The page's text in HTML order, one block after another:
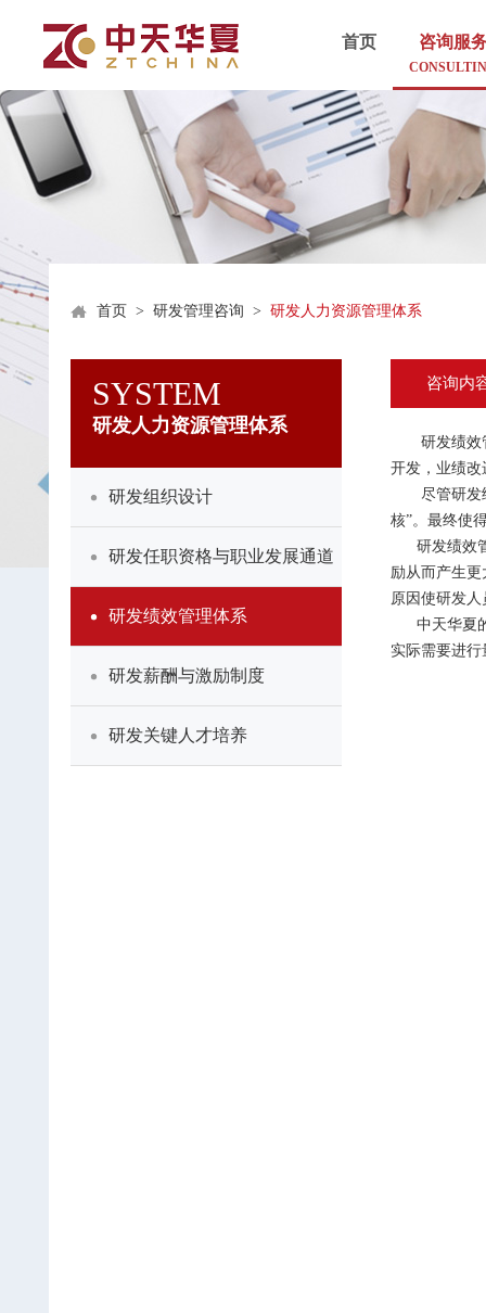
首页 咨询服
首页 > 研发管理咨询 > 研发人力资源管理体系
SYSTEM
研发人力资源管理体系
研发组织设计
研发任职资格与职业发展通道
研发绩效管理体系
研发薪酬与激励制度
研发关键人才培养
咨询内
研发绩效管
开发，业绩
尽管研发绩
核”。最终使
研发绩效管
励从而产生
原因使研发
中天华夏的
实际需要进